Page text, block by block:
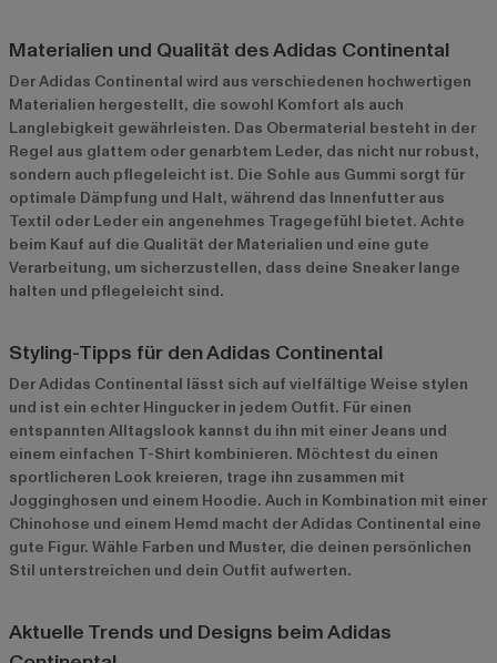
Materialien und Qualität des Adidas Continental
Der Adidas Continental wird aus verschiedenen hochwertigen
Materialien hergestellt, die sowohl Komfort als auch
Langlebigkeit gewährleisten. Das Obermaterial besteht in der
Regel aus glattem oder genarbtem Leder, das nicht nur robust,
sondern auch pflegeleicht ist. Die Sohle aus Gummi sorgt für
optimale Dämpfung und Halt, während das Innenfutter aus
Textil oder Leder ein angenehmes Tragegefühl bietet. Achte
beim Kauf auf die Qualität der Materialien und eine gute
Verarbeitung, um sicherzustellen, dass deine Sneaker lange
halten und pflegeleicht sind.
Styling-Tipps für den Adidas Continental
Der Adidas Continental lässt sich auf vielfältige Weise stylen
und ist ein echter Hingucker in jedem Outfit. Für einen
entspannten Alltagslook kannst du ihn mit einer Jeans und
einem einfachen T-Shirt kombinieren. Möchtest du einen
sportlicheren Look kreieren, trage ihn zusammen mit
Jogginghosen und einem Hoodie. Auch in Kombination mit einer
Chinohose und einem Hemd macht der Adidas Continental eine
gute Figur. Wähle Farben und Muster, die deinen persönlichen
Stil unterstreichen und dein Outfit aufwerten.
Aktuelle Trends und Designs beim Adidas